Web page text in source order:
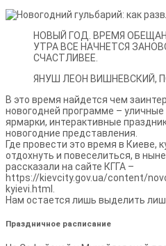
НОВЫЙ ГОД. ВРЕМЯ
УТРА ВСЕ НАЧНЕТСЯ
СЧАСТЛИВЕЕ.
ЯНУШ ЛЕОН ВИШНЕВСКИЙ,
В это время найдется чем
новогодней программе – уличные
ярмарки, интерактивные
новогодние представления.
Где провести это время в Киеве,
отдохнуть и повеселиться, в
рассказали на сайте КГГА –
https://kievcity.gov.ua/content/
kyievi.html.
Нам остается лишь выделить
Праздничное расписание